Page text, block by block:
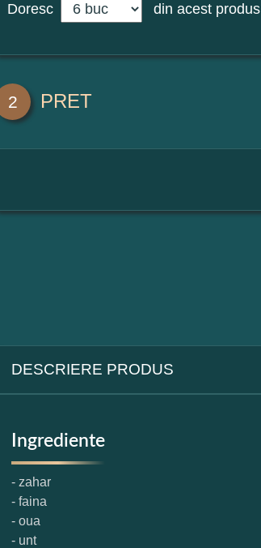
Doresc din acest produs
2 PRET
DESCRIERE PRODUS
Ingrediente
- zahar
- faina
- oua
- unt